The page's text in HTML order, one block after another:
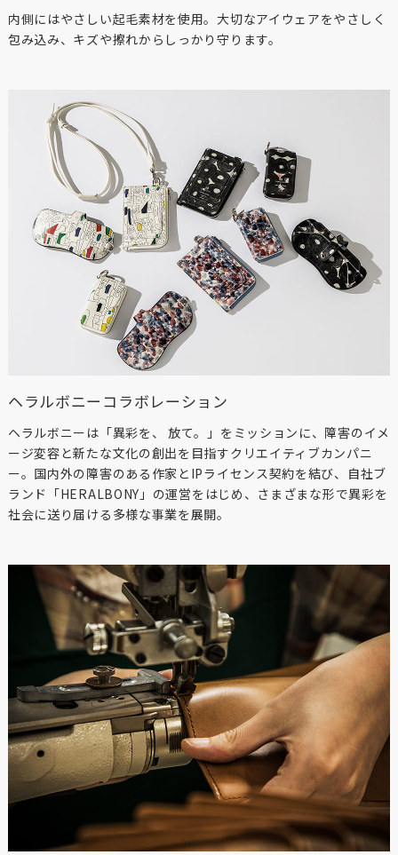
内側にはやさしい起毛素材を使用。大切なアイウェアをやさしく
包み込み、キズや擦れからしっかり守ります。
ヘラルボニーコラボレーション
ヘラルボニーは「異彩を、 放て。」をミッションに、障害のイメ
ージ変容と新たな文化の創出を目指すクリエイティブカンパニ
ー。国内外の障害のある作家とIPライセンス契約を結び、自社ブ
ランド「HERALBONY」の運営をはじめ、さまざまな形で異彩を
社会に送り届ける多様な事業を展開。